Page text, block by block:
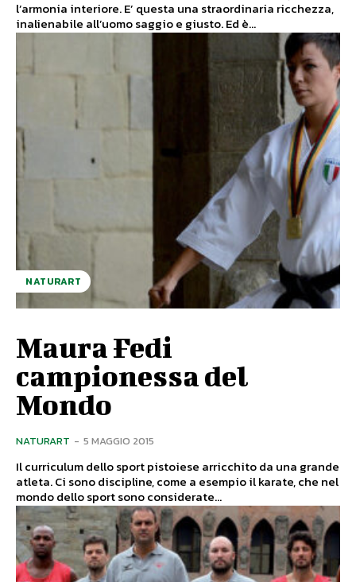
l’armonia interiore. E’ questa una straordinaria ricchezza,
inalienabile all’uomo saggio e giusto. Ed è...
NATURART
Maura Fedi
campionessa del
Mondo
NATURART - 5 MAGGIO 2015
Il curriculum dello sport pistoiese arricchito da una grande
atleta. Ci sono discipline, come a esempio il karate, che nel
mondo dello sport sono considerate...